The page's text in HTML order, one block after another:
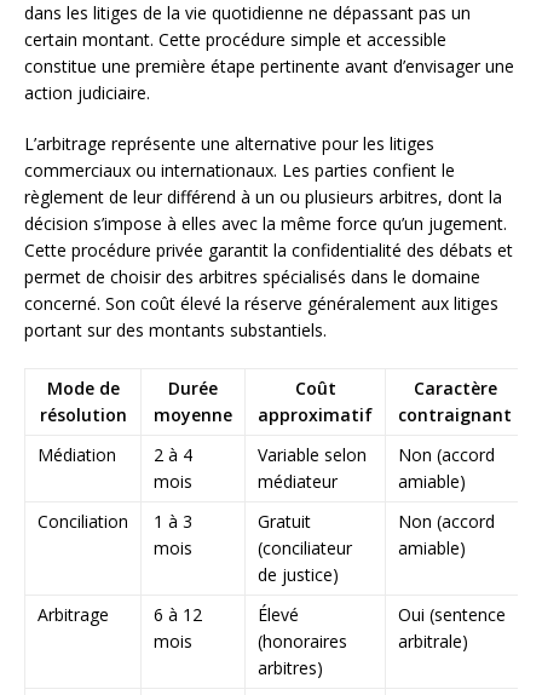
dans les litiges de la vie quotidienne ne dépassant pas un
certain montant. Cette procédure simple et accessible
constitue une première étape pertinente avant d’envisager une
action judiciaire.
L’arbitrage représente une alternative pour les litiges
commerciaux ou internationaux. Les parties confient le
règlement de leur différend à un ou plusieurs arbitres, dont la
décision s’impose à elles avec la même force qu’un jugement.
Cette procédure privée garantit la confidentialité des débats et
permet de choisir des arbitres spécialisés dans le domaine
concerné. Son coût élevé la réserve généralement aux litiges
portant sur des montants substantiels.
Mode de
résolution
Durée
moyenne
Coût
approximatif
Caractère
contraignant
Médiation
2 à 4
mois
Variable selon
médiateur
Non (accord
amiable)
Conciliation
1 à 3
mois
Gratuit
(conciliateur
de justice)
Non (accord
amiable)
Arbitrage
6 à 12
mois
Élevé
(honoraires
arbitres)
Oui (sentence
arbitrale)